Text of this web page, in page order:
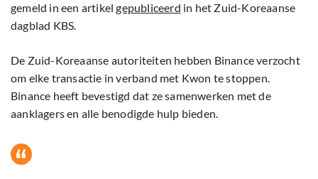
gemeld in een artikelgepubliceerd in het Zuid-Koreaanse
dagblad KBS.
De Zuid-Koreaanse autoriteiten hebben Binance verzocht
om elke transactie in verband met Kwon te stoppen.
Binance heeft bevestigd dat ze samenwerken met de
aanklagers en alle benodigde hulp bieden.